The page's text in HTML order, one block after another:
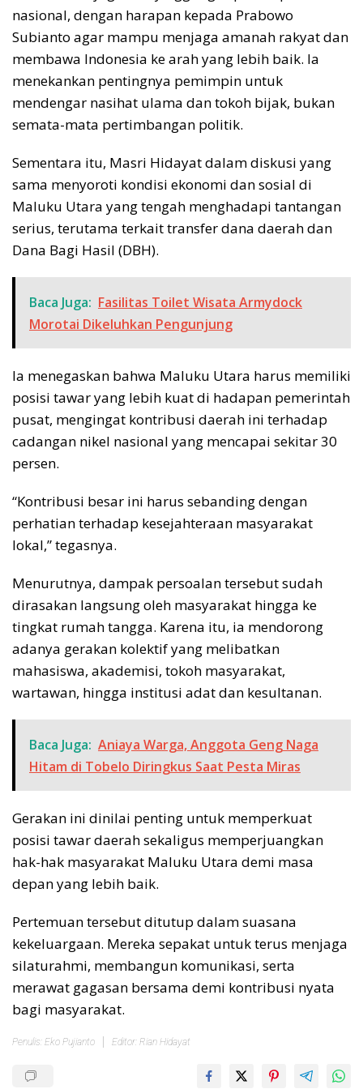
nasional, dengan harapan kepada Prabowo
Subianto agar mampu menjaga amanah rakyat dan
membawa Indonesia ke arah yang lebih baik. Ia
menekankan pentingnya pemimpin untuk
mendengar nasihat ulama dan tokoh bijak, bukan
semata-mata pertimbangan politik.
Sementara itu, Masri Hidayat dalam diskusi yang
sama menyoroti kondisi ekonomi dan sosial di
Maluku Utara yang tengah menghadapi tantangan
serius, terutama terkait transfer dana daerah dan
Dana Bagi Hasil (DBH).
Baca Juga: Fasilitas Toilet Wisata Armydock
Morotai Dikeluhkan Pengunjung
Ia menegaskan bahwa Maluku Utara harus memiliki
posisi tawar yang lebih kuat di hadapan pemerintah
pusat, mengingat kontribusi daerah ini terhadap
cadangan nikel nasional yang mencapai sekitar 30
persen.
“Kontribusi besar ini harus sebanding dengan
perhatian terhadap kesejahteraan masyarakat
lokal,” tegasnya.
Menurutnya, dampak persoalan tersebut sudah
dirasakan langsung oleh masyarakat hingga ke
tingkat rumah tangga. Karena itu, ia mendorong
adanya gerakan kolektif yang melibatkan
mahasiswa, akademisi, tokoh masyarakat,
wartawan, hingga institusi adat dan kesultanan.
Baca Juga: Aniaya Warga, Anggota Geng Naga
Hitam di Tobelo Diringkus Saat Pesta Miras
Gerakan ini dinilai penting untuk memperkuat
posisi tawar daerah sekaligus memperjuangkan
hak-hak masyarakat Maluku Utara demi masa
depan yang lebih baik.
Pertemuan tersebut ditutup dalam suasana
kekeluargaan. Mereka sepakat untuk terus menjaga
silaturahmi, membangun komunikasi, serta
merawat gagasan bersama demi kontribusi nyata
bagi masyarakat.
Penulis: Eko Pujianto Editor: Rian Hidayat